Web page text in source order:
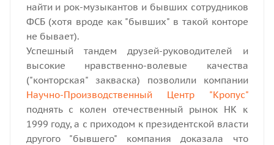
найти и рок-музыкантов и бывших сотрудников
ФСБ (хотя вроде как "бывших" в такой конторе
не бывает).
Успешный тандем друзей-руководителей и
высокие нравственно-волевые качества
("конторская" закваска) позволили компании
Научно-Производственный Центр "Кропус"
поднять с колен отечественный рынок НК к
1999 году, а с приходом к президентской власти
другого "бывшего" компания доказала что